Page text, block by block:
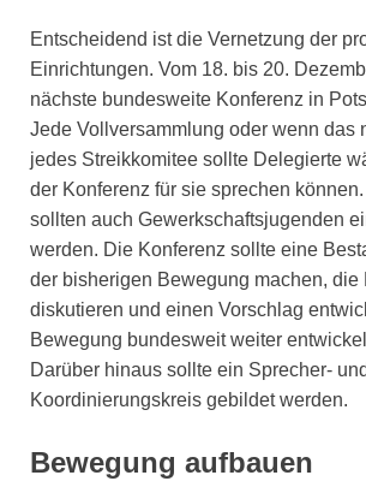
Entscheidend ist die Vernetzung der
Einrichtungen. Vom 18. bis 20.
nächste bundesweite Konferenz in
Jede Vollversammlung oder wenn das
jedes Streikkomitee sollte Delegierte
der Konferenz für sie sprechen
sollten auch Gewerkschaftsjugenden
werden. Die Konferenz sollte eine
der bisherigen Bewegung machen, die
diskutieren und einen Vorschlag
Bewegung bundesweit weiter
Darüber hinaus sollte ein Sprecher- und
Koordinierungskreis gebildet werden.
Bewegung aufbauen